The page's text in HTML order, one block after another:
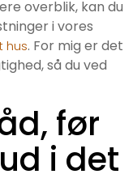
overblik, kan du
i vores
hus. For mig er det
så du ved
før
i det